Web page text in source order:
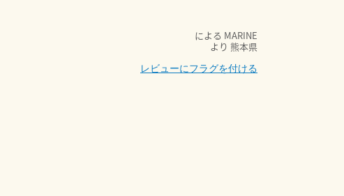
による MARINE
より 熊本県
レビューにフラグを付ける